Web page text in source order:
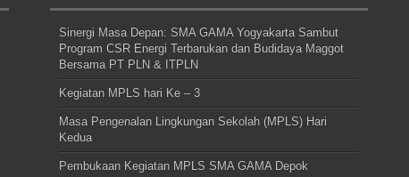
Sinergi Masa Depan: SMA GAMA Yogyakarta Sambut
Program CSR Energi Terbarukan dan Budidaya Maggot
Bersama PT PLN & ITPLN
Kegiatan MPLS hari Ke – 3
Masa Pengenalan Lingkungan Sekolah (MPLS) Hari
Kedua
Pembukaan Kegiatan MPLS SMA GAMA Depok